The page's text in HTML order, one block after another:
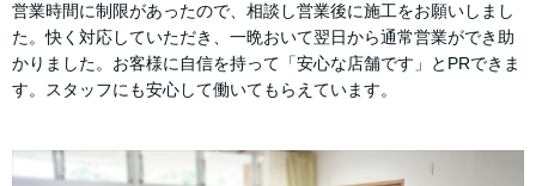
営業時間に制限があったので、相談し営業後に施工をお願いしまし
た。快く対応していただき、一晩おいて翌日から通常営業ができ助
かりました。お客様に自信を持って「安心な店舗です」とPRできま
す。スタッフにも安心して働いてもらえています。